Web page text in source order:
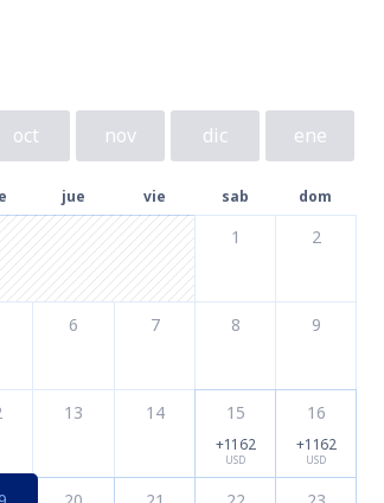
oct nov dic ene
jue vie sab dom
1 2
6 7 8 9
13 14 15
+1162
USD
16
+1162
USD